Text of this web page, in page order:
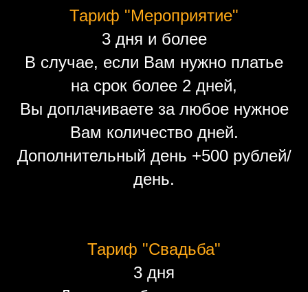
Тариф "Мероприятие"
3 дня и более
В случае, если Вам нужно платье
на срок более 2 дней,
Вы доплачиваете за любое нужное
Вам количество дней.
Дополнительный день +500 рублей/
день.
Тариф "Свадьба"
3 дня